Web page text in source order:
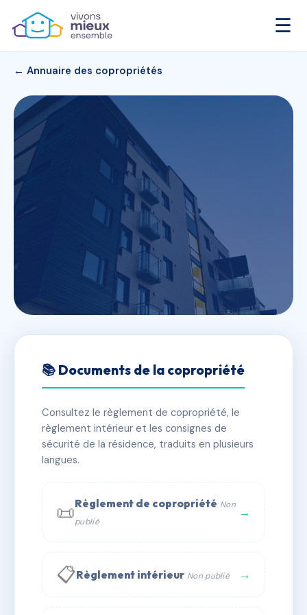
☰
← Annuaire des copropriétés
32 rue de la Boucherie
✓ Immatriculée 🏠 3 lots 🏗 1 bâtiment(s)
📞 Contacter Syndic Digital
📚 Documents de la copropriété
Consultez le règlement de copropriété, le
règlement intérieur et les consignes de
sécurité de la résidence, traduits en plusieurs
langues.
📜Règlement de copropriété Non
publié
→
📋Règlement intérieur Non publié →